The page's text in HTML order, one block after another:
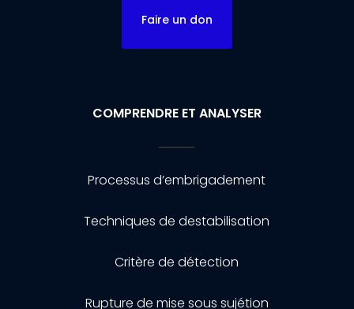
Faire un don
COMPRENDRE ET ANALYSER
Processus d’embrigadement
Techniques de destabilisation
Critère de détection
Rupture de mise sous sujétion